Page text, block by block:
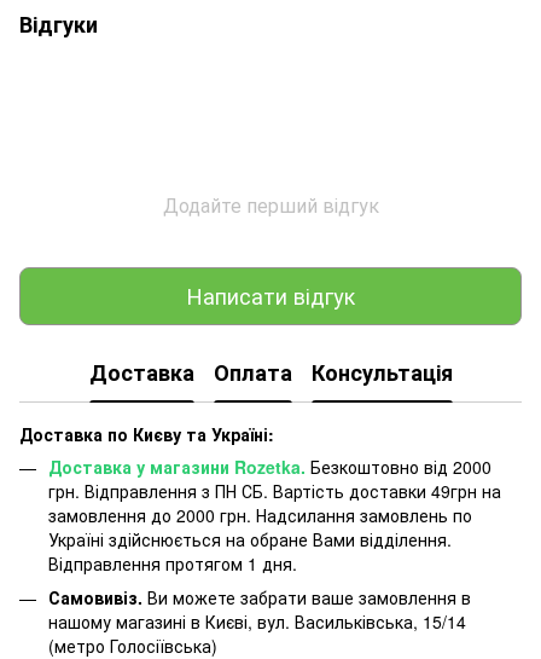
Відгуки
Додайте перший відгук
Написати відгук
Доставка Оплата Консультація
Доставка по Києву та Україні:
Доставка у магазини Rozetka. Безкоштовно від 2000
грн. Відправлення з ПН СБ. Вартість доставки 49грн на
замовлення до 2000 грн. Надсилання замовлень по
Україні здійснюється на обране Вами відділення.
Відправлення протягом 1 дня.
Самовивіз. Ви можете забрати ваше замовлення в
нашому магазині в Києві, вул. Васильківська, 15/14
(метро Голосіївська)